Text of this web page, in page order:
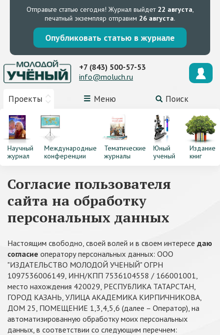
Отправьте статью сегодня! Журнал выйдет 22 августа,
печатный экземпляр отправим 26 августа.
Опубликовать статью в журнале
Проекты Меню Поиск
+7 (843) 500-57-53
info@moluch.ru
Научный
журнал
Международные
конференции
Тематические
журналы
Юный
ученый
Издание
книг
Согласие пользователя
сайта на обработку
персональных данных
Настоящим свободно, своей волей и в своем интересе даю
согласие оператору персональных данных: ООО
"ИЗДАТЕЛЬСТВО МОЛОДОЙ УЧЕНЫЙ" ОГРН
1097536006149, ИНН/КПП 7536104558 / 166001001,
место нахождения 420029, РЕСПУБЛИКА ТАТАРСТАН,
ГОРОД КАЗАНЬ, УЛИЦА АКАДЕМИКА КИРПИЧНИКОВА,
ДОМ 25, ПОМЕЩЕНИЕ 1,3,4,5,6 (далее – Оператор), на
автоматизированную обработку моих персональных
данных, в соответствии со следующим перечнем: